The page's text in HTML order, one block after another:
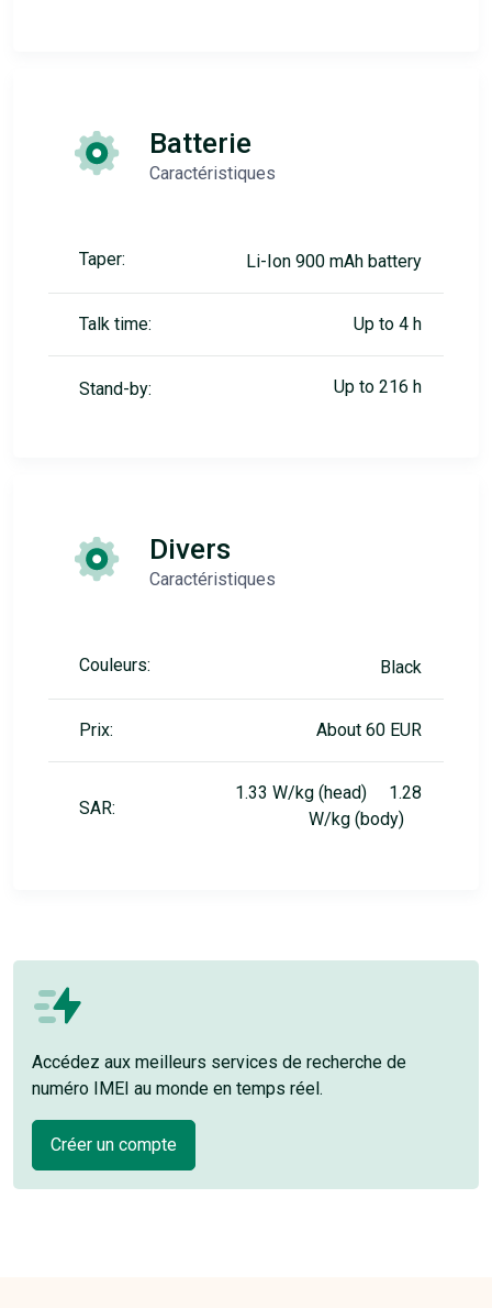
Batterie
Caractéristiques
Taper: Li-Ion 900 mAh battery
Talk time: Up to 4 h
Stand-by: Up to 216 h
Divers
Caractéristiques
Couleurs: Black
Prix: About 60 EUR
SAR:
1.33 W/kg (head) 1.28
W/kg (body)
Accédez aux meilleurs services de recherche de
numéro IMEI au monde en temps réel.
Créer un compte